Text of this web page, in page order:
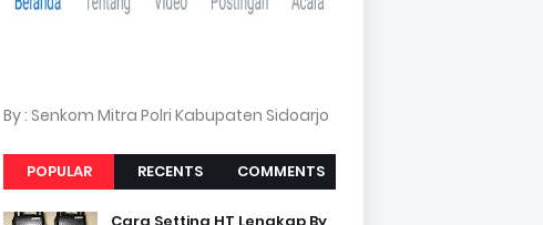
By : Senkom Mitra Polri Kabupaten Sidoarjo
POPULAR RECENTS COMMENTS